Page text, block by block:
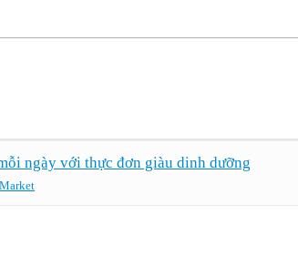
ngày với thực đơn giàu dinh dưỡng